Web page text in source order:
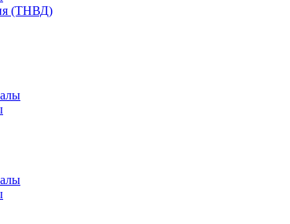
(ТНВД)